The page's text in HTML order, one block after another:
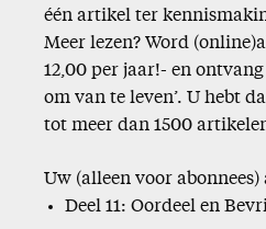
één artikel ter
Meer lezen? Word
12,00 per jaar!- en
om van te leven’. U hebt
tot meer dan 1500
Uw (alleen voor
Deel 11: Oordeel en